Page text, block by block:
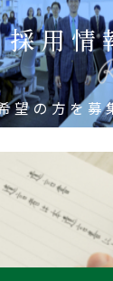
採用情
望の方を募